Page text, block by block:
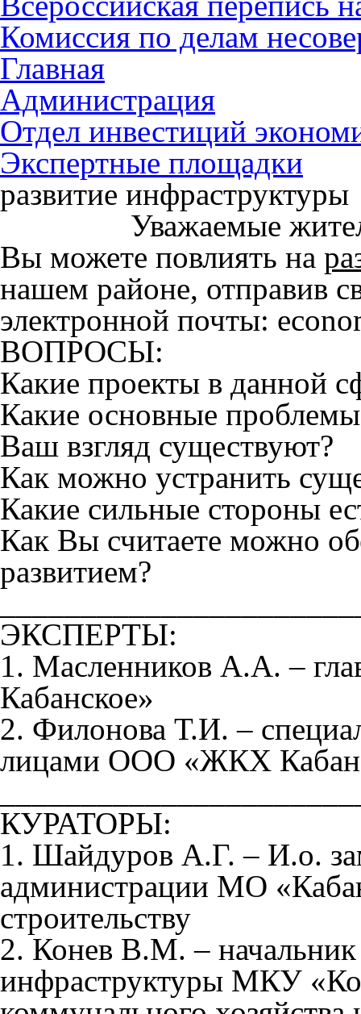
Комиссия по делам
Главная
Администрация
Отдел инвестиций
Экспертные площадки
развитие инфраструктуры
Уважаемые
Вы можете повлиять на
нашем районе, отправив
электронной почты:
ВОПРОСЫ:
Какие проекты в данной
Какие основные
Ваш взгляд существуют?
Как можно устранить
Какие сильные стороны
Как Вы считаете можно
развитием?
ЭКСПЕРТЫ:
1. Масленников А.А. –
Кабанское»
2. Филонова Т.И. –
лицами ООО «ЖКХ
КУРАТОРЫ:
1. Шайдуров А.Г. – И.о.
администрации МО
строительству
2. Конев В.М. – начальник
инфраструктуры МКУ